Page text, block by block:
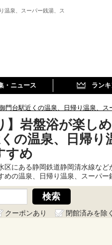
温泉、スーパー銭湯、ス
・ニュース ラン
門台駅近くの温泉、日帰り温泉、ス
】岩盤浴が楽し
の温泉、日帰り
すめ
区にある静岡鉄道静岡清水線な
めの温泉、日帰り温泉、スーパー
クーポンあり
閉館済みを除く